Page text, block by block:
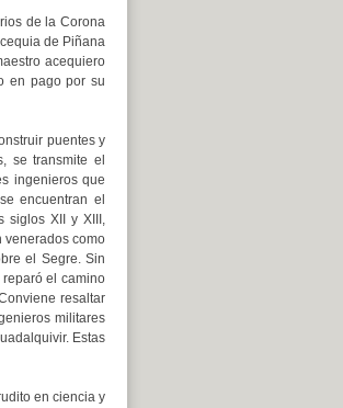
de la Corona
de Piñana
acequiero
en pago por su
puentes y
se transmite el
ingenieros que
encuentran el
siglos XII y XIII,
venerados como
el Segre. Sin
el camino
resaltar
militares
Estas
en ciencia y